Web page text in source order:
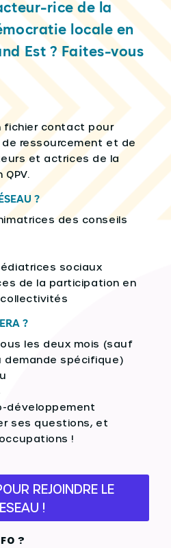
rice de la
locale en
Est ? Faites-vous
fichier contact pour
ressourcement et de
et actrices de la
?
des conseils
sociaux
de la participation en
collectivités
?
les deux mois (sauf
demande spécifique)
développement
ses questions, et
!
REJOINDRE LE
!
?